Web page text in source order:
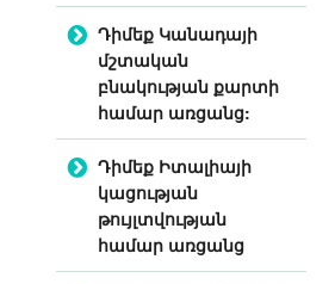
Դիմեք Կանադայի
մշտական
բնակության քարտի
համար առցանց:
Դիմեք Իտալիայի
կացության
թույլտվության
համար առցանց